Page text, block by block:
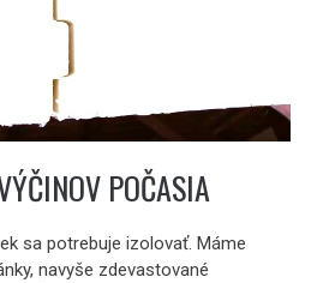
POČASIA
sa potrebuje izolovať. Máme
navyše zdevastované